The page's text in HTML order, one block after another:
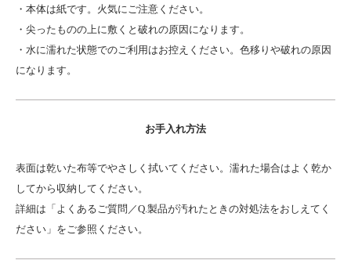
・本体は紙です。火気にご注意ください。
・尖ったものの上に敷くと破れの原因になります。
・水に濡れた状態でのご利用はお控えください。色移りや破れの原因
になります。
お手入れ方法
表面は乾いた布等でやさしく拭いてください。濡れた場合はよく乾か
してから収納してください。
詳細は「よくあるご質問／Q.製品が汚れたときの対処法をおしえてく
ださい」をご参照ください。